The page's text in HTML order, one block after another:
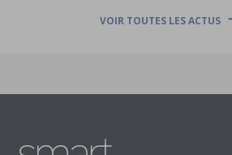
VOIR TOUTES LES ACTUS